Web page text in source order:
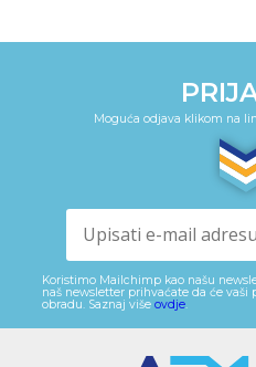
Moguća odjava klikom na
Koristimo Mailchimp kao našu
naš newsletter prihvaćate da će
obradu. Saznaj više ovdje